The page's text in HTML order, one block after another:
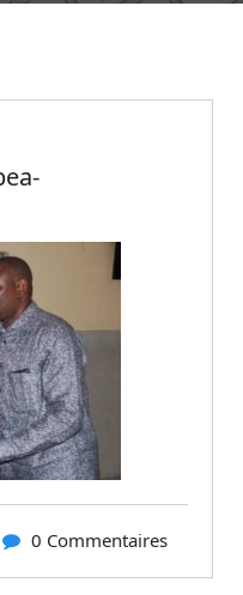
0 Commentaires